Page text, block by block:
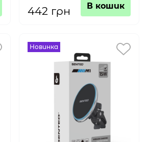
442 грн В кошик
Новинка